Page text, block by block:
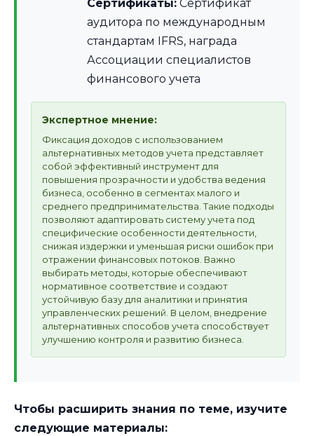
Сертификаты: Сертификат
аудитора по международным
стандартам IFRS, награда
Ассоциации специалистов
финансового учета
Экспертное мнение:
Фиксация доходов с использованием
альтернативных методов учета представляет
собой эффективный инструмент для
повышения прозрачности и удобства ведения
бизнеса, особенно в сегментах малого и
среднего предпринимательства. Такие подходы
позволяют адаптировать систему учета под
специфические особенности деятельности,
снижая издержки и уменьшая риски ошибок при
отражении финансовых потоков. Важно
выбирать методы, которые обеспечивают
нормативное соответствие и создают
устойчивую базу для аналитики и принятия
управленческих решений. В целом, внедрение
альтернативных способов учета способствует
улучшению контроля и развитию бизнеса.
Чтобы расширить знания по теме, изучите
следующие материалы: